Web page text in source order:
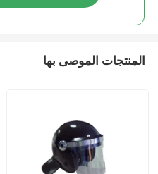
المنتجات الموصى بها